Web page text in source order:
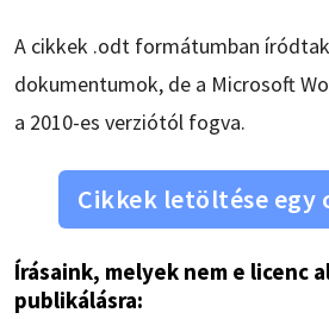
A cikkek .odt formátumban
dokumentumok, de a Microsoft
a 2010-es verziótól fogva.
Cikkek letöltése egy
Írásaink, melyek nem e licenc
publikálásra: